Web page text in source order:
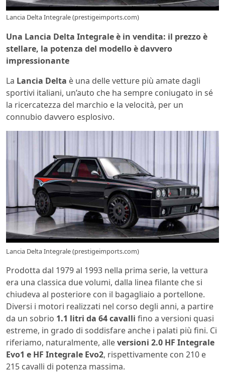
Lancia Delta Integrale (prestigeimports.com)
Una Lancia Delta Integrale è in vendita: il prezzo è
stellare, la potenza del modello è davvero
impressionante
La Lancia Delta è una delle vetture più amate dagli
sportivi italiani, un’auto che ha sempre coniugato in sé
la ricercatezza del marchio e la velocità, per un
connubio davvero esplosivo.
Lancia Delta Integrale (prestigeimports.com)
Prodotta dal 1979 al 1993 nella prima serie, la vettura
era una classica due volumi, dalla linea filante che si
chiudeva al posteriore con il bagagliaio a portellone.
Diversi i motori realizzati nel corso degli anni, a partire
da un sobrio 1.1 litri da 64 cavalli fino a versioni quasi
estreme, in grado di soddisfare anche i palati più fini. Ci
riferiamo, naturalmente, alleversioni 2.0 HF Integrale
Evo1 e HF Integrale Evo2, rispettivamente con 210 e
215 cavalli di potenza massima.